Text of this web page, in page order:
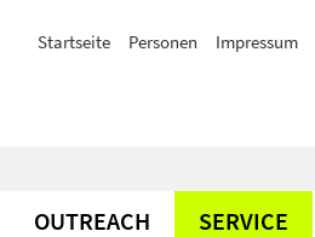
Startseite Personen Impressum
OUTREACH SERVICE